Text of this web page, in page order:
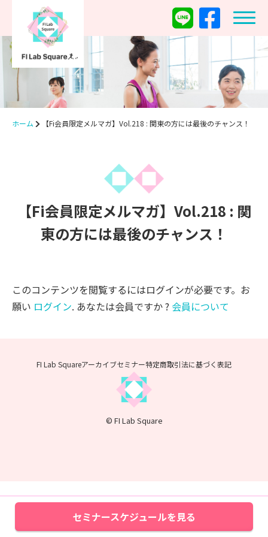
ホーム 【Fi会員限定メルマガ】Vol.218 : 関東の方には最後のチャンス！
【Fi会員限定メルマガ】Vol.218 : 関
東の方には最後のチャンス！
このコンテンツを閲覧するにはログインが必要です。お
願い ログイン. あなたは会員ですか ? 会員について
セミナースケジュールを見る
FI Lab Squareアーカイブセミナー特定商取引法に基づく表記
© FI Lab Square